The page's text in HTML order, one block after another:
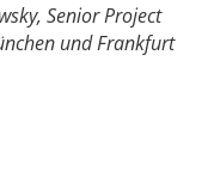
Senior Project
und Frankfurt